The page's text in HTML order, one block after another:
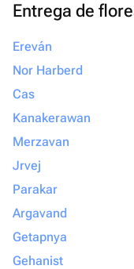
Entrega de
Ereván
Nor Harberd
Cas
Kanakerawan
Merzavan
Jrvej
Parakar
Argavand
Getapnya
Gehanist